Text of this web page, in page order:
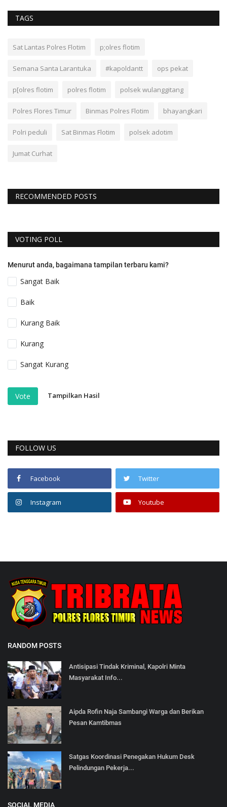
TAGS
Sat Lantas Polres Flotim p;olres flotim
Semana Santa Larantuka #kapoldantt ops pekat
p[olres flotim polres flotim polsek wulanggitang
Polres Flores Timur Binmas Polres Flotim bhayangkari
Polri peduli Sat Binmas Flotim polsek adotim
Jumat Curhat
RECOMMENDED POSTS
VOTING POLL
Menurut anda, bagaimana tampilan terbaru kami?
Sangat Baik
Baik
Kurang Baik
Kurang
Sangat Kurang
Vote Tampilkan Hasil
FOLLOW US
Facebook Twitter
Instagram Youtube
RANDOM POSTS
Antisipasi Tindak Kriminal, Kapolri Minta
Masyarakat Info...
Aipda Rofin Naja Sambangi Warga dan Berikan
Pesan Kamtibmas
Satgas Koordinasi Penegakan Hukum Desk
Pelindungan Pekerja...
SOCIAL MEDIA